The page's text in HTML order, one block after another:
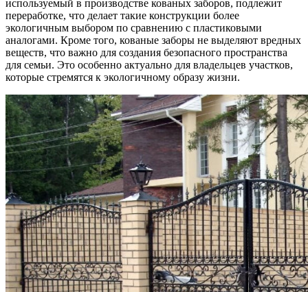
используемый в производстве кованых заборов, подлежит
переработке, что делает такие конструкции более
экологичным выбором по сравнению с пластиковыми
аналогами. Кроме того, кованые заборы не выделяют вредных
веществ, что важно для создания безопасного пространства
для семьи. Это особенно актуально для владельцев участков,
которые стремятся к экологичному образу жизни.